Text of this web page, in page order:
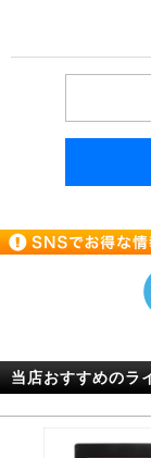
当店おすすめのラ